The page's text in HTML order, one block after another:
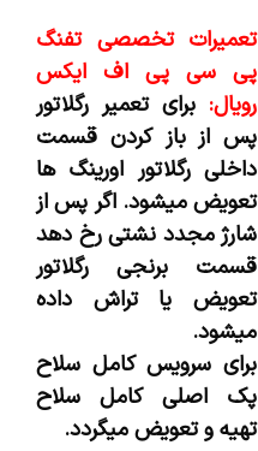
تعمیرات تخصصی تفنگ
پی سی پی اف ایکس
رویال: برای تعمیر رگلاتور
پس از باز کردن قسمت
داخلی رگلاتور اورینگ ها
تعویض میشود. اگر پس از
شارژ مجدد نشتی رخ دهد
قسمت برنجی رگلاتور
تعویض یا تراش داده
میشود.
برای سرویس کامل سلاح
پک اصلی کامل سلاح
تهیه و تعویض میگردد.